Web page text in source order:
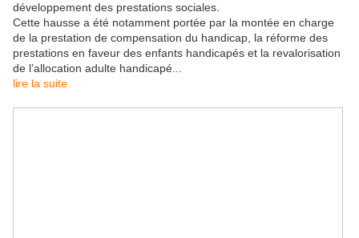
développement des prestations sociales.
Cette hausse a été notamment portée par la montée en charge
de la prestation de compensation du handicap, la réforme des
prestations en faveur des enfants handicapés et la revalorisation
de l’allocation adulte handicapé...
lire la suite